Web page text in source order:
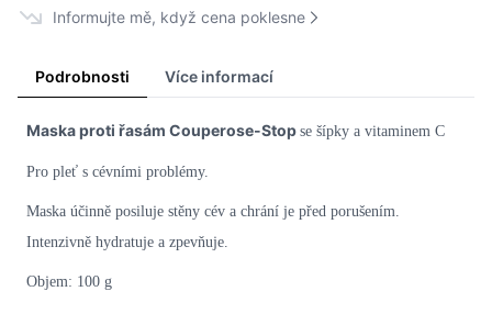
Informujte mě, když cena poklesne
Podrobnosti Více informací
Maska proti řasám Couperose-Stop se šípky a vitaminem C
Pro pleť s cévními problémy.
Maska účinně posiluje stěny cév a chrání je před porušením.
Intenzivně hydratuje a zpevňuje.
Objem: 100 g